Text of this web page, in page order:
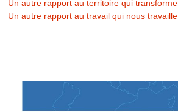
Un autre rapport au territoire qui transforme
Un autre rapport au travail qui nous travaille